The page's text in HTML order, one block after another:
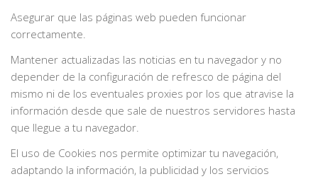
Asegurar que las páginas web pueden funcionar
correctamente.
Mantener actualizadas las noticias en tu navegador y no
depender de la configuración de refresco de página del
mismo ni de los eventuales proxies por los que atravise la
información desde que sale de nuestros servidores hasta
que llegue a tu navegador.
El uso de Cookies nos permite optimizar tu navegación,
adaptando la información, la publicidad y los servicios